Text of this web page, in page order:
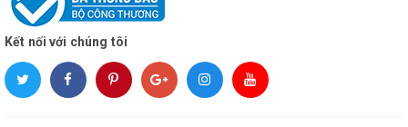
Kết nối với chúng tôi